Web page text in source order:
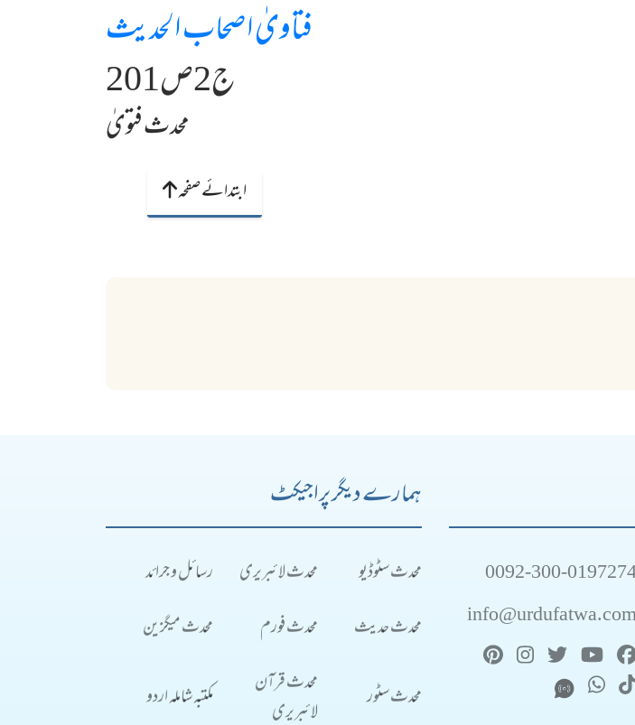
فتاویٰ اصحاب الحدیث
ج2ص201
محدث فتویٰ
ابتدائے صفحہ
0092-300-
ہمارے دیگر پراجیکٹ
محدث سٹوڈیو محدث لائبریری
رسائل و جرائد
محدث حدیث
محدث فورم محدث میگزین
محدث سٹور
محدث قرآن
لائبریری
مکتبہ شاملہ اردو